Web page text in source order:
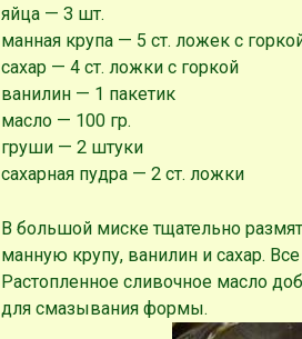
яйца — 3 шт.
манная крупа — 5 ст. ложек с
сахар — 4 ст. ложки с горкой
ванилин — 1 пакетик
масло — 100 гр.
груши — 2 штуки
сахарная пудра — 2 ст. ложки
В большой миске тщательно
манную крупу, ванилин и сахар.
Растопленное сливочное масло
для смазывания формы.